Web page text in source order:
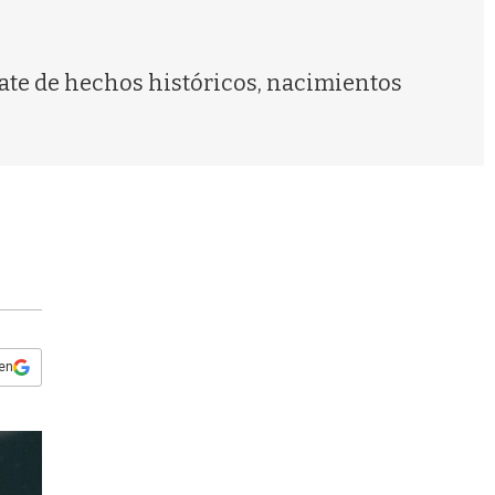
de hechos históricos, nacimientos